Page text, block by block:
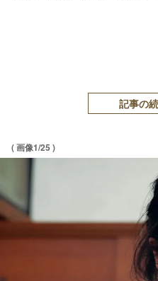
記事の
( 画像1/25 )